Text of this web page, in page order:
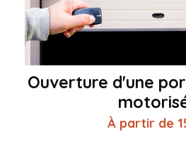
Ouverture d'une
À partir de